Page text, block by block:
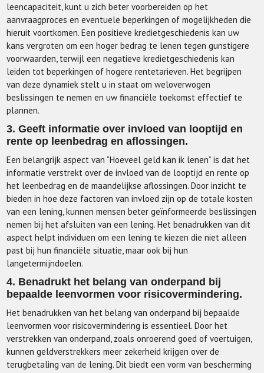
leencapaciteit, kunt u zich beter voorbereiden op het
aanvraagproces en eventuele beperkingen of mogelijkheden die
hieruit voortkomen. Een positieve kredietgeschiedenis kan uw
kans vergroten om een hoger bedrag te lenen tegen gunstigere
voorwaarden, terwijl een negatieve kredietgeschiedenis kan
leiden tot beperkingen of hogere rentetarieven. Het begrijpen
van deze dynamiek stelt u in staat om weloverwogen
beslissingen te nemen en uw financiële toekomst effectief te
plannen.
3. Geeft informatie over invloed van looptijd en
rente op leenbedrag en aflossingen.
Een belangrijk aspect van “Hoeveel geld kan ik lenen” is dat het
informatie verstrekt over de invloed van de looptijd en rente op
het leenbedrag en de maandelijkse aflossingen. Door inzicht te
bieden in hoe deze factoren van invloed zijn op de totale kosten
van een lening, kunnen mensen beter geïnformeerde beslissingen
nemen bij het afsluiten van een lening. Het benadrukken van dit
aspect helpt individuen om een lening te kiezen die niet alleen
past bij hun financiële situatie, maar ook bij hun
langetermijndoelen.
4. Benadrukt het belang van onderpand bij
bepaalde leenvormen voor risicovermindering.
Het benadrukken van het belang van onderpand bij bepaalde
leenvormen voor risicovermindering is essentieel. Door het
verstrekken van onderpand, zoals onroerend goed of voertuigen,
kunnen geldverstrekkers meer zekerheid krijgen over de
terugbetaling van de lening. Dit biedt een vorm van bescherming